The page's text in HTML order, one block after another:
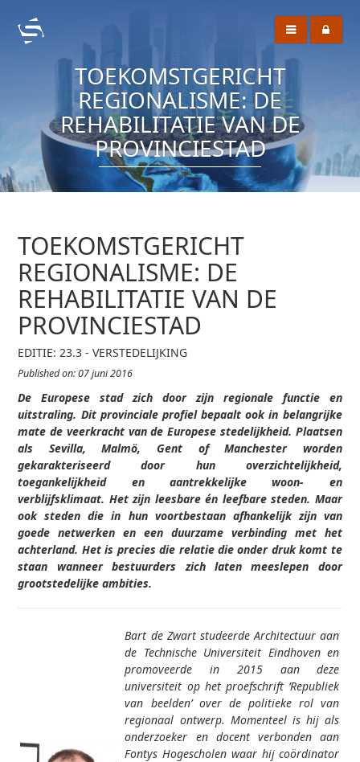
TOEKOMSTGERICHT
REGIONALISME: DE
REHABILITATIE VAN DE
PROVINCIESTAD
TOEKOMSTGERICHT
REGIONALISME: DE
REHABILITATIE VAN DE
PROVINCIESTAD
EDITIE: 23.3 - VERSTEDELIJKING
Published on: 07 juni 2016
De Europese stad zich door zijn regionale functie en
uitstraling. Dit provinciale profiel bepaalt ook in belangrijke
mate de veerkracht van de Europese stedelijkheid. Plaatsen
als Sevilla, Malmö, Gent of Manchester worden
gekarakteriseerd door hun overzichte­lijkheid,
toegankelijkheid en aantrek­kelijke woon­- en
verblijfsklimaat. Het zijn leesbare én leefbare steden. Maar
ook steden die in hun voort­bestaan afhankelijk zijn van
goede netwerken en een duurzame verbinding met het
achterland. Het is precies die relatie die onder druk komt te
staan wanneer bestuurders zich laten meeslepen door
grootstedelijke ambities.
Bart de Zwart studeerde Architectuur aan
de Technische Universiteit Eindhoven en
promoveerde in 2015 aan deze
universiteit op het proefschrift ‘Republiek
van beelden’ over de politieke rol van
regionaal ontwerp. Momenteel is hij als
onderzoeker en docent verbonden aan
Fontys Hogescholen waar hij coördinator